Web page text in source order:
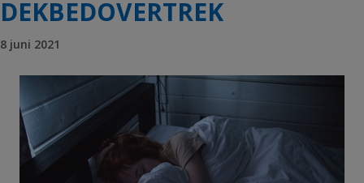
DEKBEDOVERTREK
8 juni 2021